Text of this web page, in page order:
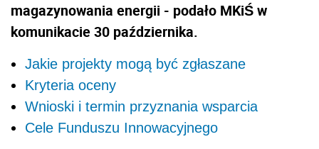
magazynowania energii - podało MKiŚ w
komunikacie 30 października.
Jakie projekty mogą być zgłaszane
Kryteria oceny
Wnioski i termin przyznania wsparcia
Cele Funduszu Innowacyjnego